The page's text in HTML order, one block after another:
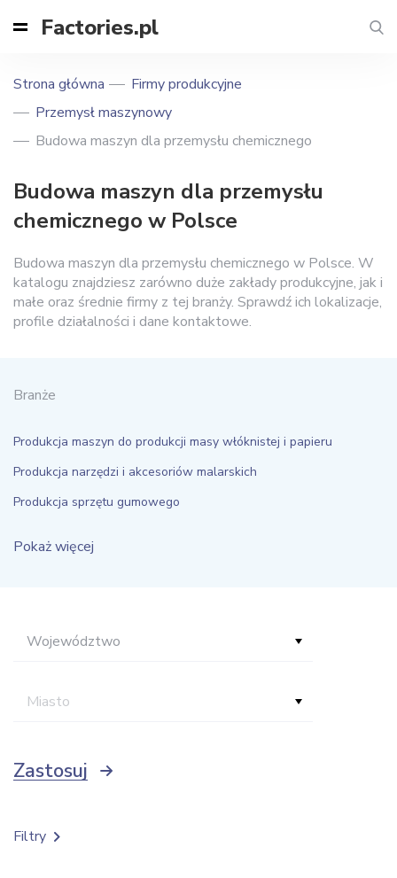
Factories.pl
Strona główna
Firmy produkcyjne
Przemysł maszynowy
Budowa maszyn dla przemysłu chemicznego
Budowa maszyn dla przemysłu
chemicznego w Polsce
Budowa maszyn dla przemysłu chemicznego w Polsce. W
katalogu znajdziesz zarówno duże zakłady produkcyjne, jak i
małe oraz średnie firmy z tej branży. Sprawdź ich lokalizacje,
profile działalności i dane kontaktowe.
Branże
Produkcja maszyn do produkcji masy włóknistej i papieru
Produkcja narzędzi i akcesoriów malarskich
Produkcja sprzętu gumowego
Pokaż więcej
Województwo
Miasto
Zastosuj
Filtry